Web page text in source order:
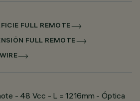
FULL REMOTE
FULL REMOTE
- 48 Vcc - L = 1216mm - Óptica